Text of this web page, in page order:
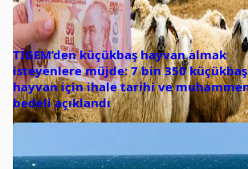
TİGEM’den küçükbaş hayvan almak
isteyenlere müjde: 7 bin 350 küçükbaş
hayvan için ihale tarihi ve
bedeli açıklandı